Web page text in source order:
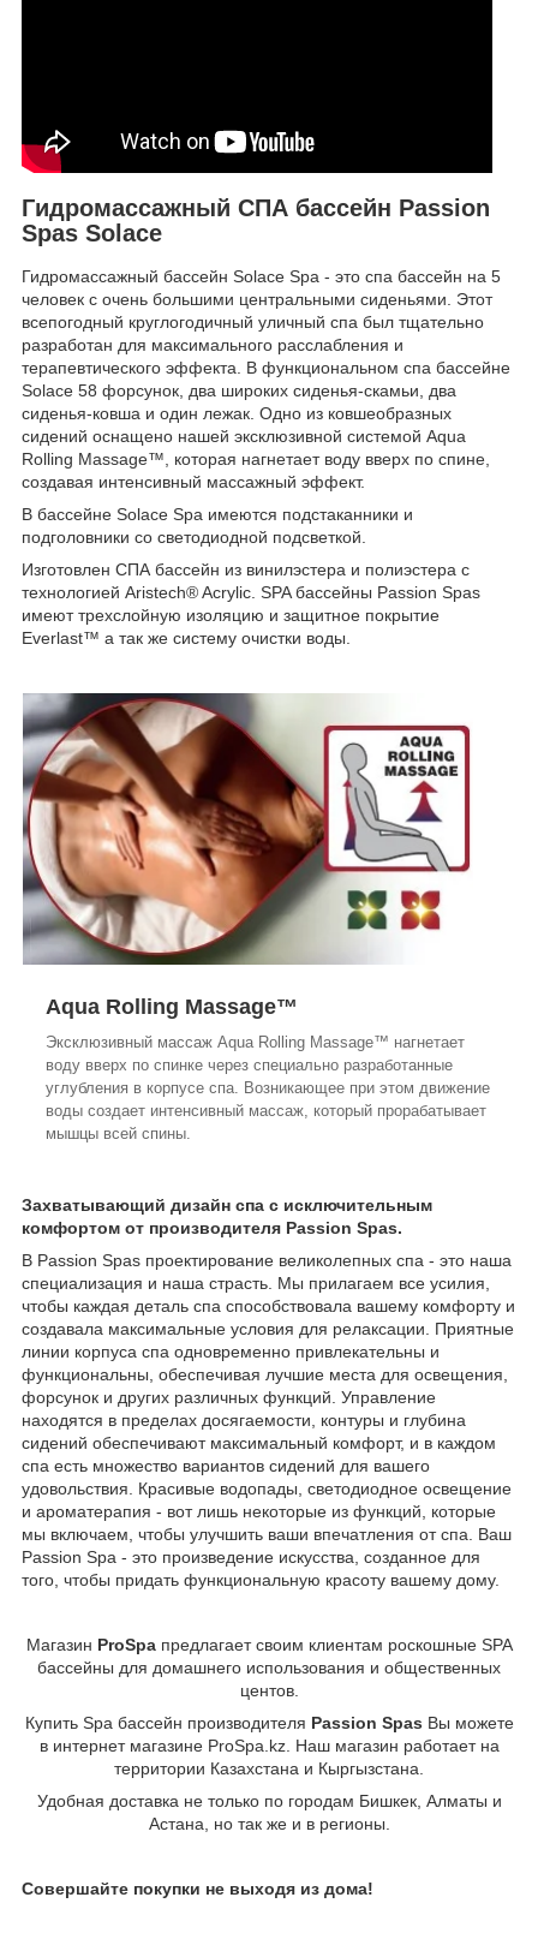
Гидромассажный СПА бассейн Passion
Spas Solace
Гидромассажный бассейн Solace Spa - это спа бассейн на 5
человек с очень большими центральными сиденьями. Этот
всепогодный круглогодичный уличный спа был тщательно
разработан для максимального расслабления и
терапевтического эффекта. В функциональном спа бассейне
Solace 58 форсунок, два широких сиденья-скамьи, два
сиденья-ковша и один лежак. Одно из ковшеобразных
сидений оснащено нашей эксклюзивной системой Aqua
Rolling Massage™, которая нагнетает воду вверх по спине,
создавая интенсивный массажный эффект.
В бассейне Solace Spa имеются подстаканники и
подголовники со светодиодной подсветкой.
Изготовлен СПА бассейн из винилэстера и полиэстера с
технологией Aristech® Acrylic. SPA бассейны Passion Spas
имеют трехслойную изоляцию и защитное покрытие
Everlast™ а так же систему очистки воды.
Aqua Rolling Massage™
Эксклюзивный массаж Aqua Rolling Massage™ нагнетает
воду вверх по спинке через специально разработанные
углубления в корпусе спа. Возникающее при этом движение
воды создает интенсивный массаж, который прорабатывает
мышцы всей спины.
Захватывающий дизайн спа с исключительным
комфортом от производителя Passion Spas.
В Passion Spas проектирование великолепных спа - это наша
специализация и наша страсть. Мы прилагаем все усилия,
чтобы каждая деталь спа способствовала вашему комфорту и
создавала максимальные условия для релаксации. Приятные
линии корпуса спа одновременно привлекательны и
функциональны, обеспечивая лучшие места для освещения,
форсунок и других различных функций. Управление
находятся в пределах досягаемости, контуры и глубина
сидений обеспечивают максимальный комфорт, и в каждом
спа есть множество вариантов сидений для вашего
удовольствия. Красивые водопады, светодиодное освещение
и ароматерапия - вот лишь некоторые из функций, которые
мы включаем, чтобы улучшить ваши впечатления от спа. Ваш
Passion Spa - это произведение искусства, созданное для
того, чтобы придать функциональную красоту вашему дому.
Магазин ProSpa предлагает своим клиентам роскошные SPA
бассейны для домашнего использования и общественных
центов.
Купить Spa бассейн производителя Passion Spas Вы можете
в интернет магазине ProSpa.kz. Наш магазин работает на
территории Казахстана и Кыргызстана.
Удобная доставка не только по городам Бишкек, Алматы и
Астана, но так же и в регионы.
Совершайте покупки не выходя из дома!